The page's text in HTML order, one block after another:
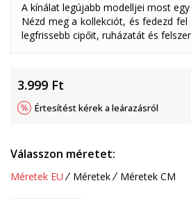
A kínálat legújabb modelljei most egy
Nézd meg a kollekciót, és fedezd
legfrissebb cipőit, ruházatát és
3.999 Ft
Értesítést kérek a leárazásról
Válasszon méretet:
Méretek EU Méretek Méretek CM